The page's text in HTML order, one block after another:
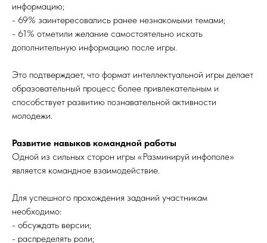
информацию;
- 69% заинтересовались ранее незнакомыми темами;
- 61% отметили желание самостоятельно искать
дополнительную информацию после игры.
Это подтверждает, что формат интеллектуальной игры делает
образовательный процесс более привлекательным и
способствует развитию познавательной активности
молодежи.
Развитие навыков командной работы
Одной из сильных сторон игры «Разминируй инфополе»
является командное взаимодействие.
Для успешного прохождения заданий участникам
необходимо:
- обсуждать версии;
- распределять роли;